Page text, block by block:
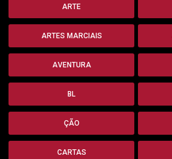
ARTE
ARTES MARCIAIS
AVENTURA
BL
ÇÃO
CARTAS